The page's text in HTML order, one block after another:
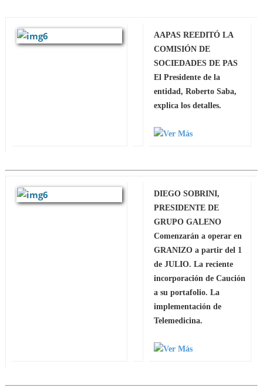
AAPAS REEDITÓ LA
COMISIÓN DE
SOCIEDADES DE PAS
El Presidente de la
entidad, Roberto Saba,
explica los detalles.
DIEGO SOBRINI,
PRESIDENTE DE
GRUPO GALENO
Comenzarán a operar en
GRANIZO a partir del 1
de JULIO. La reciente
incorporación de Caución
a su portafolio. La
implementación de
Telemedicina.